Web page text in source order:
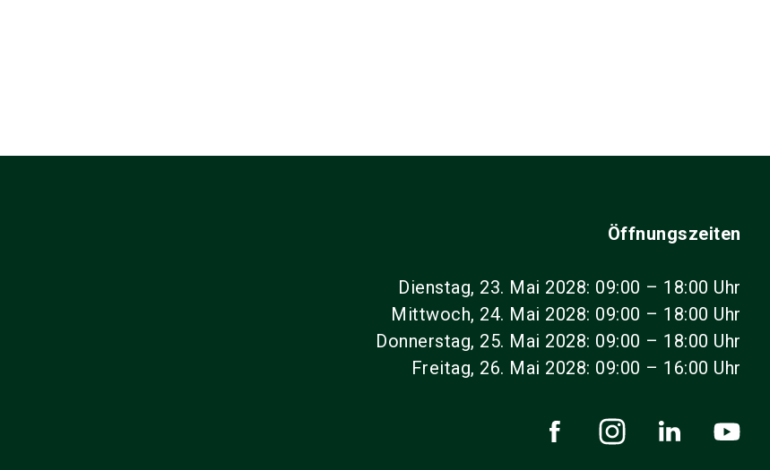
Öffnungszeiten
Dienstag, 23. Mai 2028: 09:00 – 18:00 Uhr
Mittwoch, 24. Mai 2028: 09:00 – 18:00 Uhr
Donnerstag, 25. Mai 2028: 09:00 – 18:00 Uhr
Freitag, 26. Mai 2028: 09:00 – 16:00 Uhr